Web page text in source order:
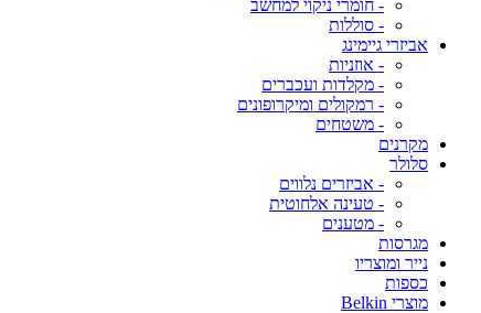
- חומרי ניקוי למחשב
- סוללות
אביזרי גיימינג
- אוזניות
- מקלדות ועכברים
- רמקולים ומיקרופונים
- משטחים
מקרנים
סלולר
- אביזרים נלווים
- טעינה אלחוטית
- מטענים
מגרסות
נייר ומוצריו
כספות
מוצרי Belkin